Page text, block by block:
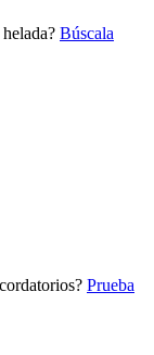
Búscala
Prueba